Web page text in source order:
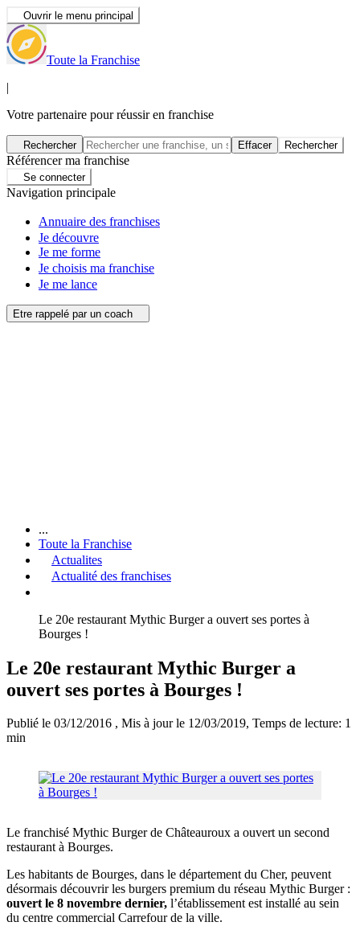
Ouvrir le menu principal
Toute la Franchise
|
Votre partenaire pour réussir en franchise
Rechercher Effacer Rechercher
Référencer ma franchise
Se connecter
Navigation principale
Annuaire des franchises
Je découvre
Je me forme
Je choisis ma franchise
Je me lance
Etre rappelé par un coach
...
Toute la Franchise
Actualites
Actualité des franchises
Le 20e restaurant Mythic Burger a ouvert ses portes à
Bourges !
Le 20e restaurant Mythic Burger a
ouvert ses portes à Bourges !
Publié le 03/12/2016 , Mis à jour le 12/03/2019, Temps de lecture: 1
min
Le franchisé Mythic Burger de Châteauroux a ouvert un second
restaurant à Bourges.
Les habitants de Bourges, dans le département du Cher, peuvent
désormais découvrir les burgers premium du réseau Mythic Burger :
ouvert le 8 novembre dernier, l’établissement est installé au sein
du centre commercial Carrefour de la ville.